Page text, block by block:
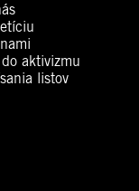
aktivizmu
listov